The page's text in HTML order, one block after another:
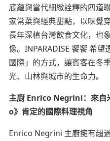
底蘊與當代細緻詮釋的四道
家常菜與經典甜點，以味覺
長年深植台灣飲食文化，也
像。INPARADISE 饗饗 希
國際」的方式，讓賓客在冬
光、山林與城市的生命力。
主廚 Enrico Negrini：來自
o》肯定的國際料理視角
Enrico Negrini 主廚擁有超